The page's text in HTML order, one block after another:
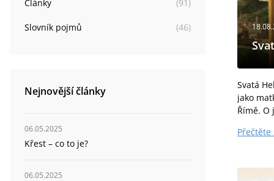
Články (91 )
Slovník pojmů (46)
Nejnovější články
06.05.2025
Křest – co to je?
06.05.2025
Svatá
jako
Římě.